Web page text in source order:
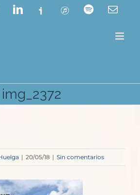
LinkedIn
Ivoox ITunes Spotify
img_2372
| 20/05/18 | Sin comentarios